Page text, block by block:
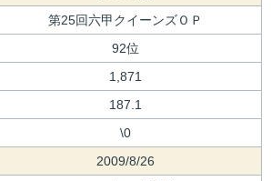
第25回六甲クイーンズＯＰ
92位
1,871
187.1
\0
2009/8/26